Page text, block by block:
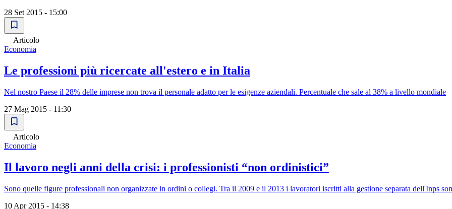
28 Set 2015 - 15:00
Articolo
Economia
Le professioni più ricercate all'estero e in Italia
Nel nostro Paese il 28% delle imprese non trova il personale adatto per le esigenze aziendali. Percentuale che sale al 38% a livello mondiale
27 Mag 2015 - 11:30
Articolo
Economia
Il lavoro negli anni della crisi: i professionisti “non ordinistici”
Sono quelle figure professionali non organizzate in ordini o collegi. Tra il 2009 e il 2013 i lavoratori iscritti alla gestione separata dell'Inps
10 Apr 2015 - 14:38